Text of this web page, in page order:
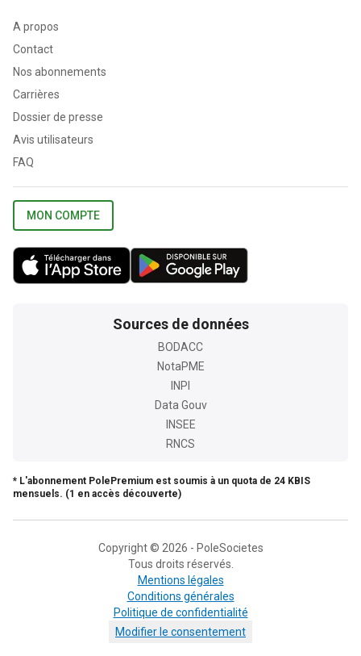
A propos
Contact
Nos abonnements
Carrières
Dossier de presse
Avis utilisateurs
FAQ
MON COMPTE
Sources de données
BODACC
NotaPME
INPI
Data Gouv
INSEE
RNCS
* L'abonnement PolePremium est soumis à un quota de 24 KBIS
mensuels. (1 en accès découverte)
Copyright © 2026 - PoleSocietes
Tous droits réservés.
Mentions légales
Conditions générales
Politique de confidentialité
Modifier le consentement